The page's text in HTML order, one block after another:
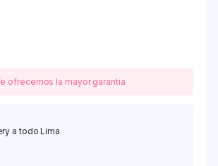
ofrecemos la mayor garantía
a todo Lima